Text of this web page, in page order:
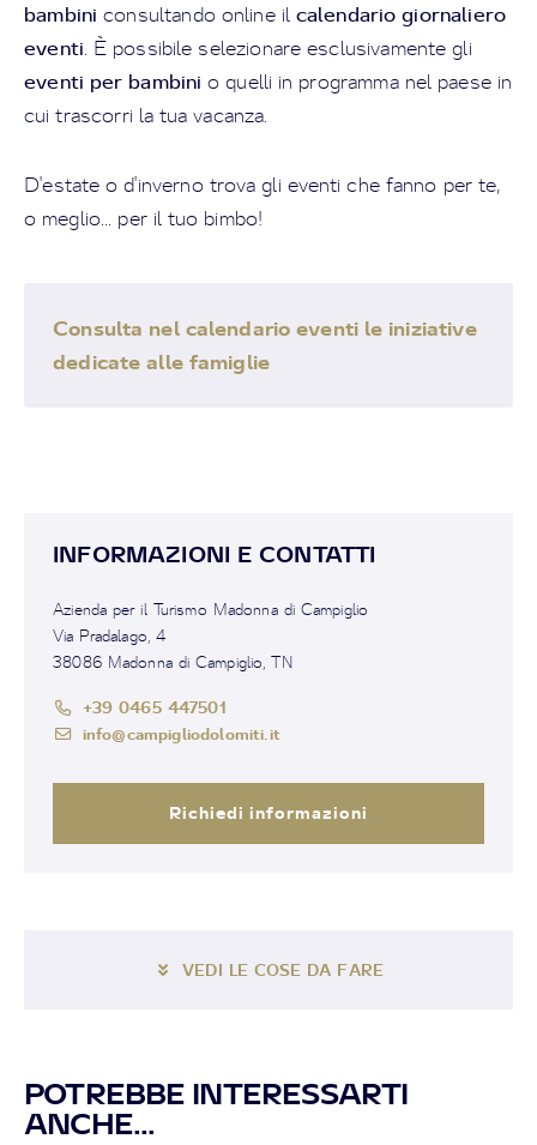
bambini consultando online il calendario giornaliero
eventi. È possibile selezionare esclusivamente gli
eventi per bambini o quelli in programma nel paese in
cui trascorri la tua vacanza.
D'estate o d'inverno trova gli eventi che fanno per te,
o meglio... per il tuo bimbo!
Consulta nel calendario eventi le iniziative
dedicate alle famiglie
INFORMAZIONI E CONTATTI
Azienda per il Turismo Madonna di Campiglio
Via Pradalago, 4
38086 Madonna di Campiglio, TN
+39 0465 447501
info@campigliodolomiti.it
Richiedi informazioni
VEDI LE COSE DA FARE
POTREBBE INTERESSARTI
ANCHE...